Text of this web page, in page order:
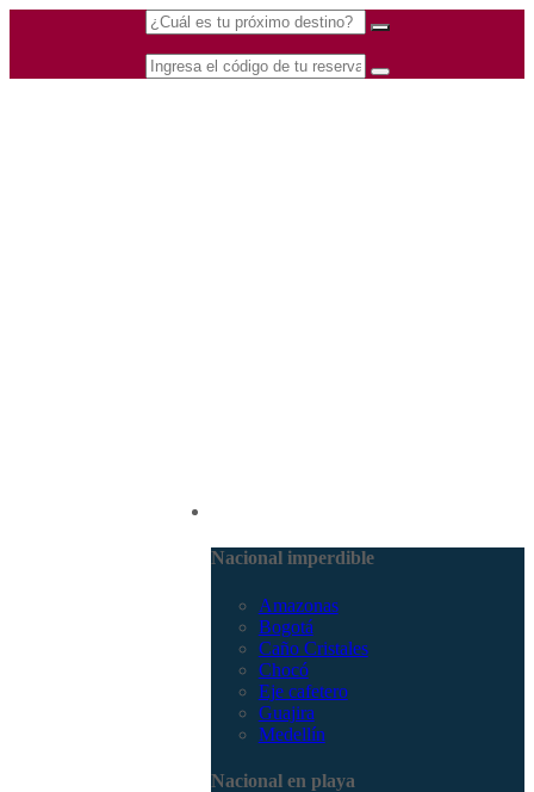
Nacional imperdible
Amazonas
Bogotá
Caño Cristales
Chocó
Eje cafetero
Guajira
Medellín
Nacional en playa